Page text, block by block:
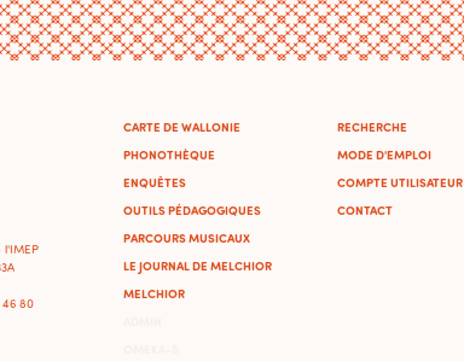
46 80
CARTE DE WALLONIE
PHONOTHÈQUE
ENQUÊTES
OUTILS PÉDAGOGIQUES
PARCOURS MUSICAUX
LE JOURNAL DE MELCHIOR
MELCHIOR
RECHERCHE
MODE D'EMPLOI
COMPTE UTILISATEUR
CONTACT